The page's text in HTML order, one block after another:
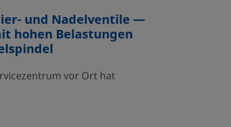
und Nadelventile —
hohen Belastungen
vor Ort hat